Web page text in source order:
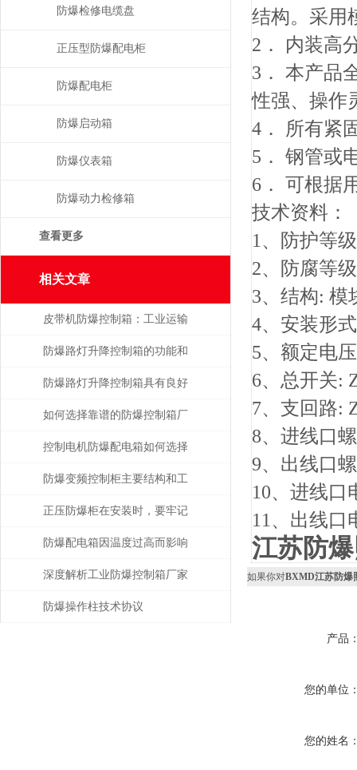
结构。采用
2． 内装高
3． 本产品
性强、操作
4． 所有紧
5． 钢管或
6． 可根据
技术资料：
1、防护等
2、防腐等
3、结构: 模
4、安装形
5、额定电
6、总开关:
7、支回路:
8、进线口
9、出线口
10、进线口
11、出线口
江苏防
如果你对BXMD江苏防爆
产品
您的单位
您的姓名
防爆检修电缆盘
正压型防爆配电柜
防爆配电柜
防爆启动箱
防爆仪表箱
防爆动力检修箱
查看更多
相关文章
皮带机防爆控制箱：工业运输
的智能安全管家
防爆路灯升降控制箱的功能和
优势解析
防爆路灯升降控制箱具有良好
的防水防尘性能
如何选择靠谱的防爆控制箱厂
家？
控制电机防爆配电箱如何选择
合适的保护模式
防爆变频控制柜主要结构和工
作原理
正压防爆柜在安装时，要牢记
以下5点！
防爆配电箱因温度过高而影响
使用寿命
深度解析工业防爆控制箱厂家
的核心技术指标与选型策略
防爆操作柱技术协议